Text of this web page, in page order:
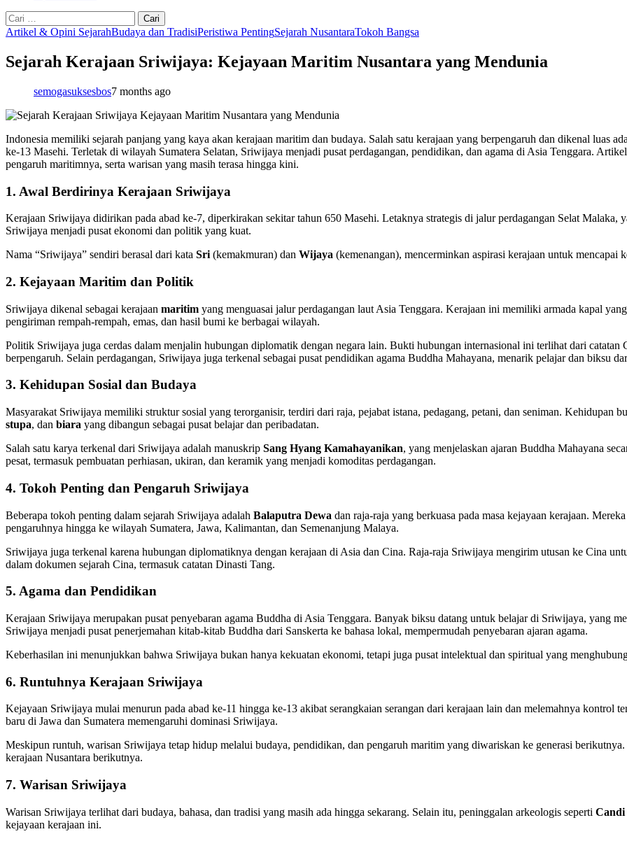
Cari
untuk:
Artikel & Opini SejarahBudaya dan TradisiPeristiwa PentingSejarah NusantaraTokoh Bangsa
Sejarah Kerajaan Sriwijaya: Kejayaan Maritim Nusantara yang Mendunia
semogasuksesbos7 months ago
Indonesia memiliki sejarah panjang yang kaya akan kerajaan maritim dan budaya. Salah satu kerajaan yang berpengaruh dan dikenal luas
ke-13 Masehi. Terletak di wilayah Sumatera Selatan, Sriwijaya menjadi pusat perdagangan, pendidikan, dan agama di Asia Tenggara.
pengaruh maritimnya, serta warisan yang masih terasa hingga kini.
1. Awal Berdirinya Kerajaan Sriwijaya
Kerajaan Sriwijaya didirikan pada abad ke-7, diperkirakan sekitar tahun 650 Masehi. Letaknya strategis di jalur perdagangan Selat Malaka,
Sriwijaya menjadi pusat ekonomi dan politik yang kuat.
Nama “Sriwijaya” sendiri berasal dari kata Sri (kemakmuran) dan Wijaya (kemenangan), mencerminkan aspirasi kerajaan untuk mencapai
2. Kejayaan Maritim dan Politik
Sriwijaya dikenal sebagai kerajaan maritim yang menguasai jalur perdagangan laut Asia Tenggara. Kerajaan ini memiliki armada kapal
pengiriman rempah-rempah, emas, dan hasil bumi ke berbagai wilayah.
Politik Sriwijaya juga cerdas dalam menjalin hubungan diplomatik dengan negara lain. Bukti hubungan internasional ini terlihat dari catatan
berpengaruh. Selain perdagangan, Sriwijaya juga terkenal sebagai pusat pendidikan agama Buddha Mahayana, menarik pelajar dan biksu
3. Kehidupan Sosial dan Budaya
Masyarakat Sriwijaya memiliki struktur sosial yang terorganisir, terdiri dari raja, pejabat istana, pedagang, petani, dan seniman. Kehidupan
stupa, dan biara yang dibangun sebagai pusat belajar dan peribadatan.
Salah satu karya terkenal dari Sriwijaya adalah manuskrip Sang Hyang Kamahayanikan, yang menjelaskan ajaran Buddha Mahayana
pesat, termasuk pembuatan perhiasan, ukiran, dan keramik yang menjadi komoditas perdagangan.
4. Tokoh Penting dan Pengaruh Sriwijaya
Beberapa tokoh penting dalam sejarah Sriwijaya adalah Balaputra Dewa dan raja-raja yang berkuasa pada masa kejayaan kerajaan.
pengaruhnya hingga ke wilayah Sumatera, Jawa, Kalimantan, dan Semenanjung Malaya.
Sriwijaya juga terkenal karena hubungan diplomatiknya dengan kerajaan di Asia dan Cina. Raja-raja Sriwijaya mengirim utusan ke Cina
dalam dokumen sejarah Cina, termasuk catatan Dinasti Tang.
5. Agama dan Pendidikan
Kerajaan Sriwijaya merupakan pusat penyebaran agama Buddha di Asia Tenggara. Banyak biksu datang untuk belajar di Sriwijaya, yang
Sriwijaya menjadi pusat penerjemahan kitab-kitab Buddha dari Sanskerta ke bahasa lokal, mempermudah penyebaran ajaran agama.
Keberhasilan ini menunjukkan bahwa Sriwijaya bukan hanya kekuatan ekonomi, tetapi juga pusat intelektual dan spiritual yang
6. Runtuhnya Kerajaan Sriwijaya
Kejayaan Sriwijaya mulai menurun pada abad ke-11 hingga ke-13 akibat serangkaian serangan dari kerajaan lain dan melemahnya kontrol
baru di Jawa dan Sumatera memengaruhi dominasi Sriwijaya.
Meskipun runtuh, warisan Sriwijaya tetap hidup melalui budaya, pendidikan, dan pengaruh maritim yang diwariskan ke generasi
kerajaan Nusantara berikutnya.
7. Warisan Sriwijaya
Warisan Sriwijaya terlihat dari budaya, bahasa, dan tradisi yang masih ada hingga sekarang. Selain itu, peninggalan arkeologis seperti
kejayaan kerajaan ini.